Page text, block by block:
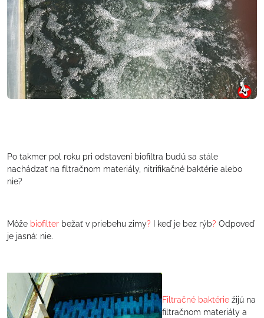
Po takmer pol roku pri odstavení biofiltra budú sa stále
nachádzať na filtračnom materiály, nitrifikačné baktérie alebo
nie?
Môže biofilter bežať v priebehu zimy? I keď je bez rýb? Odpoveď
je jasná: nie.
Filtračné baktérie žijú na
filtračnom materiály a